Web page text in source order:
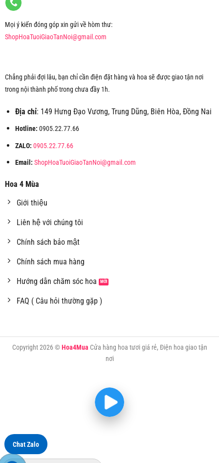
Mọi ý kiến đóng góp xin gửi về hòm thư:
ShopHoaTuoiGiaoTanNoi@gmail.com
Chẳng phải đợi lâu, bạn chỉ cần điện đặt hàng và hoa sẽ được giao tận nơi
trong nội thành phố trong chưa đầy 1h.
Địa chỉ: 149 Hưng Đạo Vương, Trung Dũng, Biên Hòa, Đồng Nai
Hotline: 0905.22.77.66
ZALO: 0905.22.77.66
Email: ShopHoaTuoiGiaoTanNoi@gmail.com
Hoa 4 Mùa
Giới thiệu
Liên hệ với chúng tôi
Chính sách bảo mật
Chính sách mua hàng
Hướng dẫn chăm sóc hoa
FAQ ( Câu hỏi thường gặp )
Copyright 2026 ©Hoa4Mua Cửa hàng hoa tươi giá rẻ, Điện hoa giao tận
nơi
Chat Zalo